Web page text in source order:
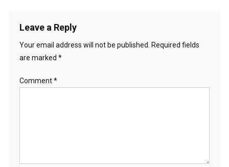
Leave a Reply
Your email address will not be published. Required fields
are marked *
Comment*